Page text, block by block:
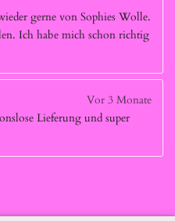
gerne von Sophies Wolle.
Ich habe mich schon richtig
Vor 3 Monate
Lieferung und super